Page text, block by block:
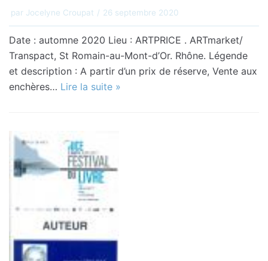
par Jocelyne Croupat 26 septembre 2020
Date : automne 2020 Lieu : ARTPRICE . ARTmarket/
Transpact, St Romain-au-Mont-d’Or. Rhône. Légende
et description : A partir d’un prix de réserve, Vente aux
enchères… Lire la suite »